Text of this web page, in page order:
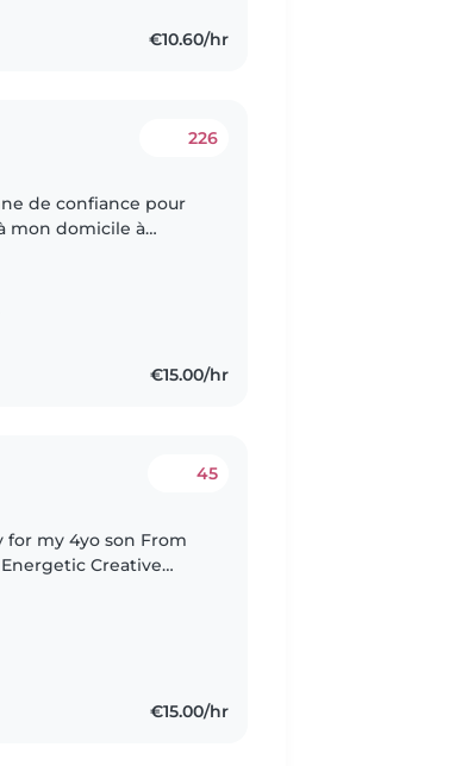
€10.60/hr
226
mon domicile à
€15.00/hr
45
my 4yo son From
€15.00/hr